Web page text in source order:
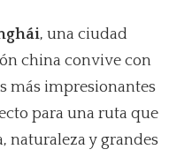
, una ciudad
china convive con
más impresionantes
para una ruta que
naturaleza y grandes